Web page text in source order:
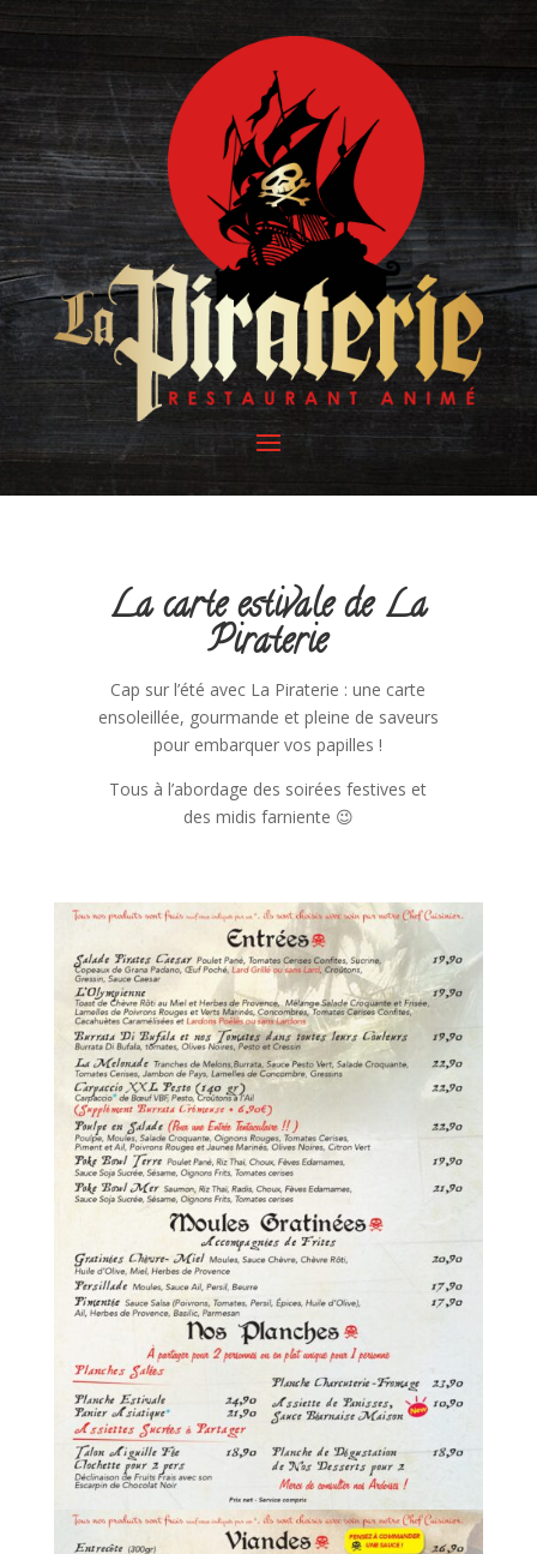
La carte estivale de La
Piraterie
Cap sur l’été avec La Piraterie : une carte
ensoleillée, gourmande et pleine de saveurs
pour embarquer vos papilles !
Tous à l’abordage des soirées festives et
des midis farniente 😉